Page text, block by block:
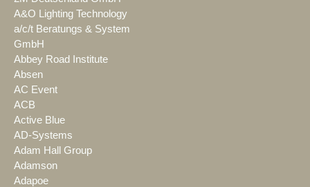
A&O Lighting Technology
a/c/t Beratungs & System
GmbH
Abbey Road Institute
Absen
AC Event
ACB
Active Blue
AD-Systems
Adam Hall Group
Adamson
Adapoe